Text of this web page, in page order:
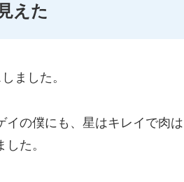
えた
ました。
イの僕にも、星はキレイで肉は
た。